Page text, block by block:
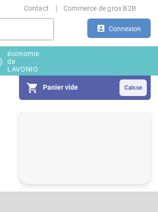
Contact Commerce de gros B2B
Connexion
Panier vide
économie
de
LAVONIO
r